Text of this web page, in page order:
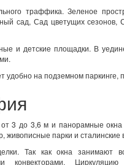
траффика. Зеленое
сад, Сад цветущих сезонов,
и детские площадки. В
удобно на подземном
3 до 3,6 м и панорамные
живописные парки и сталинские
Так как окна занимают
конвекторами.